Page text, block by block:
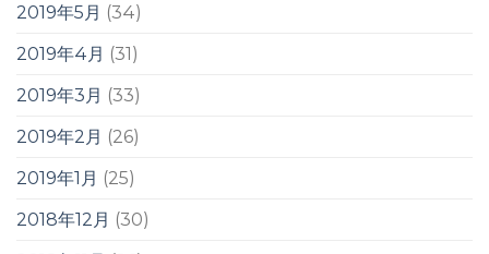
2019年5月 (34)
2019年4月 (31)
2019年3月 (33)
2019年2月 (26)
2019年1月 (25)
2018年12月 (30)